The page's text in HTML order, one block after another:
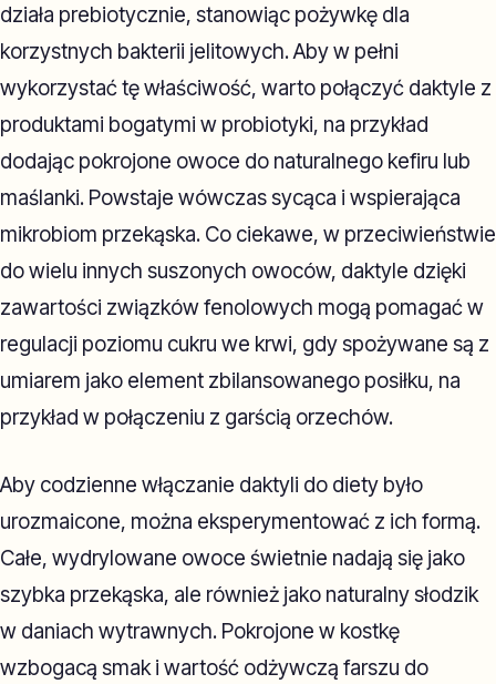
działa prebiotycznie, stanowiąc pożywkę dla
korzystnych bakterii jelitowych. Aby w pełni
wykorzystać tę właściwość, warto połączyć daktyle z
produktami bogatymi w probiotyki, na przykład
dodając pokrojone owoce do naturalnego kefiru lub
maślanki. Powstaje wówczas sycąca i wspierająca
mikrobiom przekąska. Co ciekawe, w przeciwieństwie
do wielu innych suszonych owoców, daktyle dzięki
zawartości związków fenolowych mogą pomagać w
regulacji poziomu cukru we krwi, gdy spożywane są z
umiarem jako element zbilansowanego posiłku, na
przykład w połączeniu z garścią orzechów.
Aby codzienne włączanie daktyli do diety było
urozmaicone, można eksperymentować z ich formą.
Całe, wydrylowane owoce świetnie nadają się jako
szybka przekąska, ale również jako naturalny słodzik
w daniach wytrawnych. Pokrojone w kostkę
wzbogacą smak i wartość odżywczą farszu do